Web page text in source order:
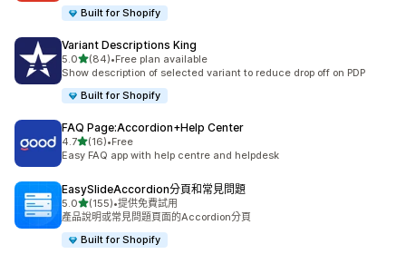
Built for Shopify
Variant Descriptions King
5.0滿分 5 顆星
(84)
共有 84 則評價
•Free plan available
Show description of selected variant to reduce drop off on PDP
Built for Shopify
FAQ Page:Accordion+Help Center
4.7滿分 5 顆星
(16)
共有 16 則評價
•Free
Easy FAQ app with help centre and helpdesk
EasySlideAccordion分頁和常見問題
5.0滿分 5 顆星
(155)
共有 155 則評價
•提供免費試用
產品說明或常見問題頁面的Accordion分頁
Built for Shopify